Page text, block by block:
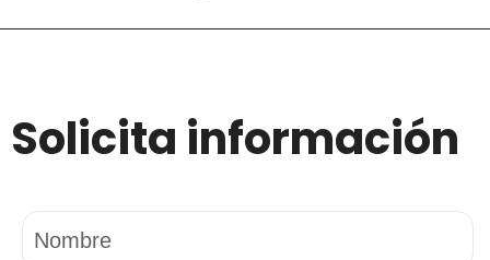
Solicita información